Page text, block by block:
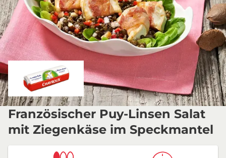
Französischer Puy-Linsen Salat
mit Ziegenkäse im Speckmantel